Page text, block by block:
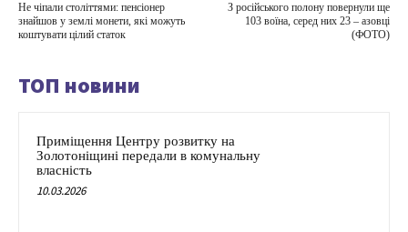
Не чіпали століттями: пенсіонер
знайшов у землі монети, які можуть
коштувати цілий статок
З російського полону повернули ще
103 воїна, серед них 23 – азовці
(ФОТО)
ТОП новини
Приміщення Центру розвитку на
Золотоніщині передали в комунальну
власність
10.03.2026